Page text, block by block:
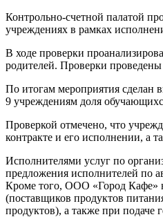
Контрольно-счетной палатой
учреждениях в рамках
В ходе проверки
родителей. Проверки
По итогам мероприятия сделан
9 учреждениям доля
Проверкой отмечено, что
контракте и его исполнении, а
Исполнителями услуг по
предложения исполнителей по
Кроме того, ООО «Город Кафе»
(поставщиков продуктов
продуктов), а также при подаче